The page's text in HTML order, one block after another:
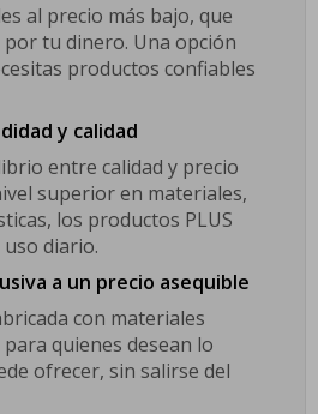
al precio más bajo, que
tu dinero. Una opción
productos confiables
y calidad
entre calidad y precio
superior en materiales,
los productos PLUS
diario.
a un precio asequible
con materiales
quienes desean lo
ofrecer, sin salirse del